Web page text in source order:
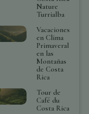
Nature
Turrialba
Vacaciones
en Clima
Primaveral
en las
Montañas
de Costa
Rica
Tour de
Café du
Costa Rica